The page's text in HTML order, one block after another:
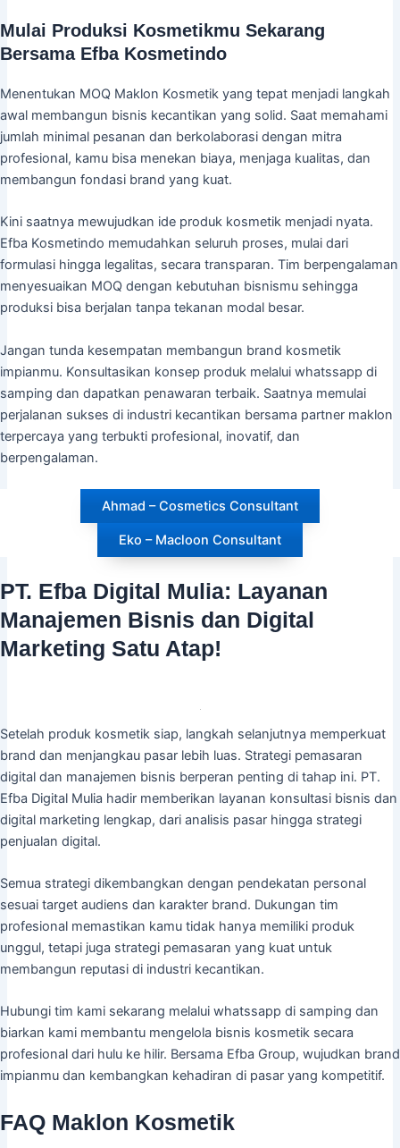
Mulai Produksi Kosmetikmu Sekarang
Bersama Efba Kosmetindo
Menentukan MOQ Maklon Kosmetik yang tepat menjadi langkah
awal membangun bisnis kecantikan yang solid. Saat memahami
jumlah minimal pesanan dan berkolaborasi dengan mitra
profesional, kamu bisa menekan biaya, menjaga kualitas, dan
membangun fondasi brand yang kuat.
Kini saatnya mewujudkan ide produk kosmetik menjadi nyata.
Efba Kosmetindo memudahkan seluruh proses, mulai dari
formulasi hingga legalitas, secara transparan. Tim berpengalaman
menyesuaikan MOQ dengan kebutuhan bisnismu sehingga
produksi bisa berjalan tanpa tekanan modal besar.
Jangan tunda kesempatan membangun brand kosmetik
impianmu. Konsultasikan konsep produk melalui whatssapp di
samping dan dapatkan penawaran terbaik. Saatnya memulai
perjalanan sukses di industri kecantikan bersama partner maklon
terpercaya yang terbukti profesional, inovatif, dan
berpengalaman.
Ahmad – Cosmetics Consultant
Eko – Macloon Consultant
PT. Efba Digital Mulia: Layanan
Manajemen Bisnis dan Digital
Marketing Satu Atap!
Setelah produk kosmetik siap, langkah selanjutnya memperkuat
brand dan menjangkau pasar lebih luas. Strategi pemasaran
digital dan manajemen bisnis berperan penting di tahap ini. PT.
Efba Digital Mulia hadir memberikan layanan konsultasi bisnis dan
digital marketing lengkap, dari analisis pasar hingga strategi
penjualan digital.
Semua strategi dikembangkan dengan pendekatan personal
sesuai target audiens dan karakter brand. Dukungan tim
profesional memastikan kamu tidak hanya memiliki produk
unggul, tetapi juga strategi pemasaran yang kuat untuk
membangun reputasi di industri kecantikan.
Hubungi tim kami sekarang melalui whatssapp di samping dan
biarkan kami membantu mengelola bisnis kosmetik secara
profesional dari hulu ke hilir. Bersama Efba Group, wujudkan brand
impianmu dan kembangkan kehadiran di pasar yang kompetitif.
FAQ Maklon Kosmetik